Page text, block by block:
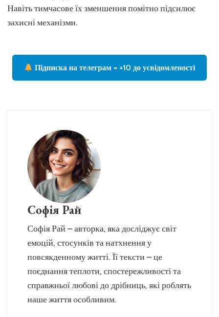
Навіть тимчасове їх зменшення помітно підсилює
захисні механізми.
Підписка на телеграм = +10 до усвідомленості
Софія Рай
Софія Рай – авторка, яка досліджує світ
емоцій, стосунків та натхнення у
повсякденному житті. Її тексти – це
поєднання теплоти, спостережливості та
справжньої любові до дрібниць, які роблять
наше життя особливим.